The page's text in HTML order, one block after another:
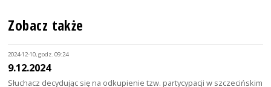
Zobacz także
2024-12-10, godz. 09:24
9.12.2024
Słuchacz decydując się na odkupienie tzw. partycypacji w szczecińskim